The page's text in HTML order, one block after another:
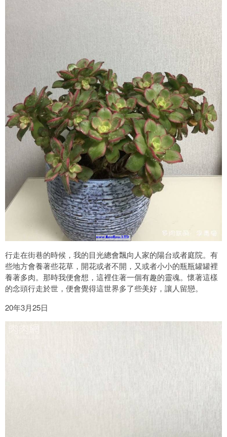
行走在街巷的時候，我的目光總會飄向人家的陽台或者庭院。有
些地方會養著些花草，開花或者不開，又或者小小的瓶瓶罐罐裡
養著多肉。那時我便會想，這裡住著一個有趣的靈魂。懷著這樣
的念頭行走於世，便會覺得這世界多了些美好，讓人留戀。
20年3月25日